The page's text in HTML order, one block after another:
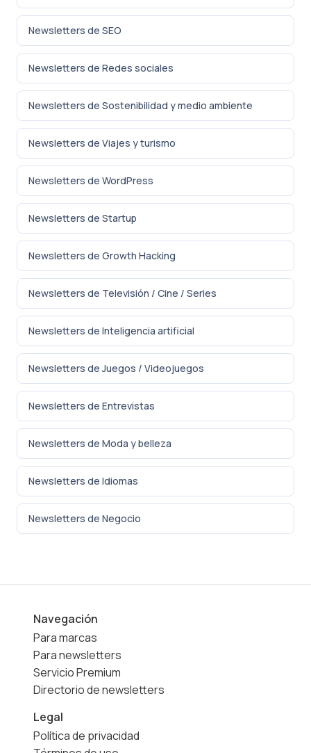
Newsletters de SEO
Newsletters de Redes sociales
Newsletters de Sostenibilidad y medio ambiente
Newsletters de Viajes y turismo
Newsletters de WordPress
Newsletters de Startup
Newsletters de Growth Hacking
Newsletters de Televisión / Cine / Series
Newsletters de Inteligencia artificial
Newsletters de Juegos / Videojuegos
Newsletters de Entrevistas
Newsletters de Moda y belleza
Newsletters de Idiomas
Newsletters de Negocio
Navegación
Para marcas
Para newsletters
Servicio Premium
Directorio de newsletters
Legal
Política de privacidad